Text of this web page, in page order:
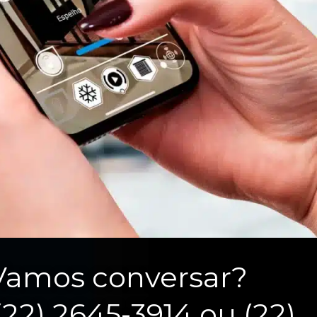
conversar?